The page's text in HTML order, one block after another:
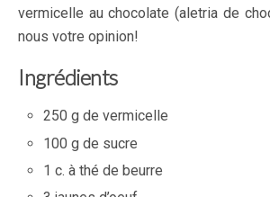
vermicelle au chocolate (aletria de
nous votre opinion!
Ingrédients
250 g de vermicelle
100 g de sucre
1 c. à thé de beurre